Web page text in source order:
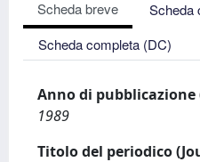
Scheda breve
Scheda
Scheda completa (DC)
Anno di
1989
Titolo del periodico